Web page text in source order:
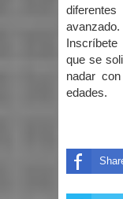
avanzado.
que se
nadar
edades.